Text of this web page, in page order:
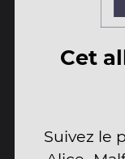
Cet
Suivez le